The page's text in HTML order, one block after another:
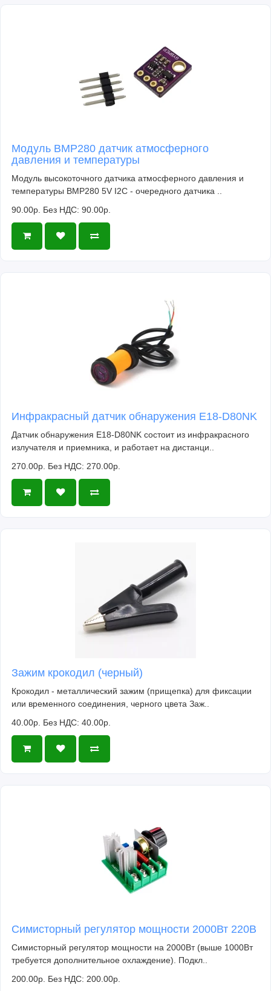
Модуль BMP280 датчик атмосферного
давления и температуры
Модуль высокоточного датчика атмосферного давления и
температуры BMP280 5V I2C - очередного датчика ..
90.00р. Без НДС: 90.00р.
Инфракрасный датчик обнаружения E18-D80NK
Датчик обнаружения E18-D80NK состоит из инфракрасного
излучателя и приемника, и работает на дистанци..
270.00р. Без НДС: 270.00р.
Зажим крокодил (черный)
Крокодил - металлический зажим (прищепка) для фиксации
или временного соединения, черного цвета Заж..
40.00р. Без НДС: 40.00р.
Симисторный регулятор мощности 2000Вт 220В
Симисторный регулятор мощности на 2000Вт (выше 1000Вт
требуется дополнительное охлаждение). Подкл..
200.00р. Без НДС: 200.00р.